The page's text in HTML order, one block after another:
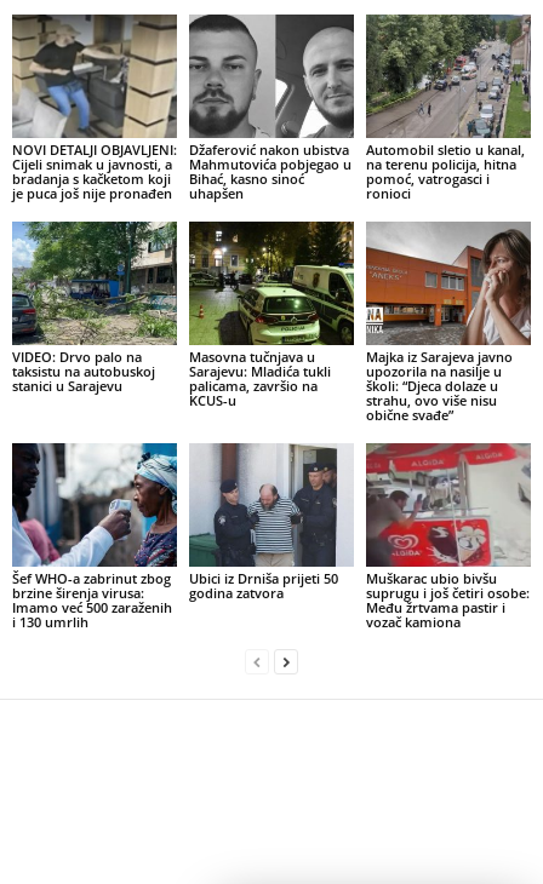
NOVI DETALJI OBJAVLJENI:
Cijeli snimak u javnosti, a
bradanja s kačketom koji
je puca još nije pronađen
Džaferović nakon ubistva
Mahmutovića pobjegao u
Bihać, kasno sinoć
uhapšen
Automobil sletio u kanal,
na terenu policija, hitna
pomoć, vatrogasci i
ronioci
VIDEO: Drvo palo na
taksistu na autobuskoj
stanici u Sarajevu
Masovna tučnjava u
Sarajevu: Mladića tukli
palicama, završio na
KCUS-u
Majka iz Sarajeva javno
upozorila na nasilje u
školi: “Djeca dolaze u
strahu, ovo više nisu
obične svađe”
Šef WHO-a zabrinut zbog
brzine širenja virusa:
Imamo već 500 zaraženih
i 130 umrlih
Ubici iz Drniša prijeti 50
godina zatvora
Muškarac ubio bivšu
suprugu i još četiri osobe:
Među žrtvama pastir i
vozač kamiona